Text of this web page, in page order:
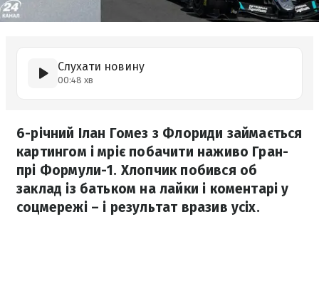
Слухати новину
00:48 хв
6-річний Ілан Гомез з Флориди займається
картингом і мріє побачити наживо Гран-
прі Формули-1. Хлопчик побився об
заклад із батьком на лайки і коментарі у
соцмережі – і результат вразив усіх.